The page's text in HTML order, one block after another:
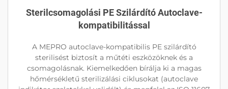
Sterilcsomagolási PE Szilárdító Autoclave-
kompatibilitással
A MEPRO autoclave-kompatibilis PE szilárdító
sterilisést biztosít a műtéti eszközöknek és a
csomagolásnak. Kiemelkedően bírálja ki a magas
hőmérsékletű sterilizálási ciklusokat (autoclave